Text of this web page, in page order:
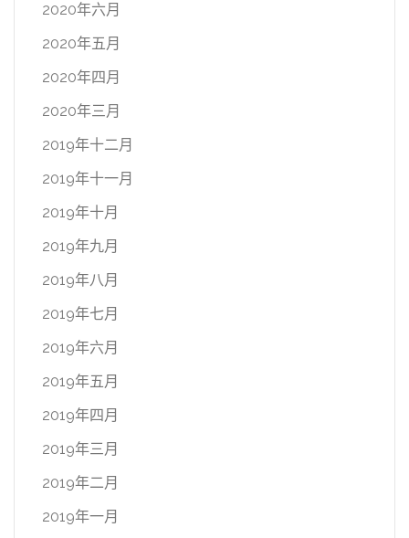
2020年六月
2020年五月
2020年四月
2020年三月
2019年十二月
2019年十一月
2019年十月
2019年九月
2019年八月
2019年七月
2019年六月
2019年五月
2019年四月
2019年三月
2019年二月
2019年一月